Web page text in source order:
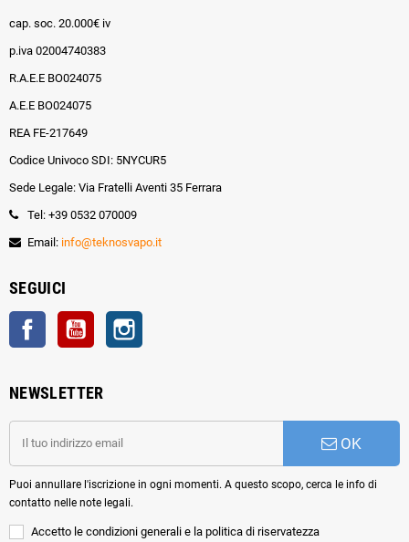
cap. soc. 20.000€ iv
p.iva 02004740383
R.A.E.E BO024075
A.E.E BO024075
REA FE-217649
Codice Univoco SDI: 5NYCUR5
Sede Legale: Via Fratelli Aventi 35 Ferrara
Tel: +39 0532 070009
Email: info@teknosvapo.it
SEGUICI
Facebook YouTube
NEWSLETTER
OK
Puoi annullare l'iscrizione in ogni momenti. A questo scopo, cerca le info di
contatto nelle note legali.
Accetto le condizioni generali e la politica di riservatezza